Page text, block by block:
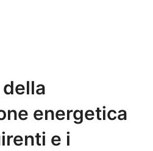
energetica
e i